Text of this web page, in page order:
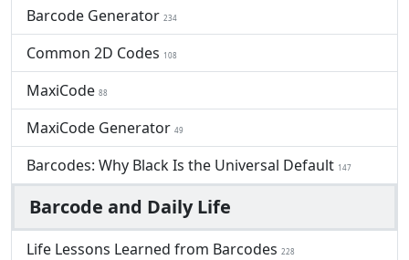
Barcode Generator 234
Common 2D Codes 108
MaxiCode 88
MaxiCode Generator 49
Barcodes: Why Black Is the Universal Default 147
Barcode and Daily Life
Life Lessons Learned from Barcodes 228